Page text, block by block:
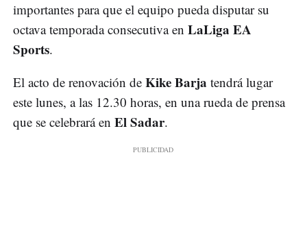
importantes para que el equipo pueda disputar su
octava temporada consecutiva en LaLiga EA
Sports.
El acto de renovación de Kike Barja tendrá lugar
este lunes, a las 12.30 horas, en una rueda de prensa
que se celebrará en El Sadar.